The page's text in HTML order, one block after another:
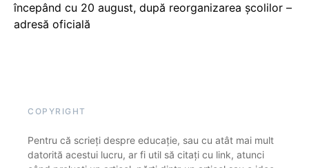
începând cu 20 august, după reorganizarea școlilor –
adresă oficială
COPYRIGHT
Pentru că scrieți despre educație, sau cu atât mai mult
datorită acestui lucru, ar fi util să citați cu link, atunci